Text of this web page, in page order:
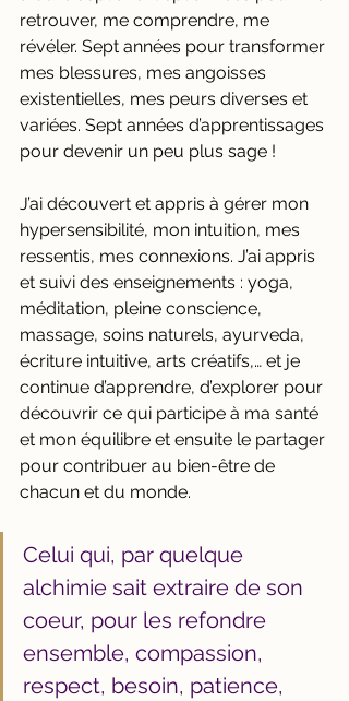
retrouver, me comprendre, me
révéler. Sept années pour transformer
mes blessures, mes angoisses
existentielles, mes peurs diverses et
variées. Sept années d’apprentissages
pour devenir un peu plus sage !
J’ai découvert et appris à gérer mon
hypersensibilité, mon intuition, mes
ressentis, mes connexions. J’ai appris
et suivi des enseignements : yoga,
méditation, pleine conscience,
massage, soins naturels, ayurveda,
écriture intuitive, arts créatifs,… et je
continue d’apprendre, d’explorer pour
découvrir ce qui participe à ma santé
et mon équilibre et ensuite le partager
pour contribuer au bien-être de
chacun et du monde.
Celui qui, par quelque
alchimie sait extraire de son
coeur, pour les refondre
ensemble, compassion,
respect, besoin, patience,